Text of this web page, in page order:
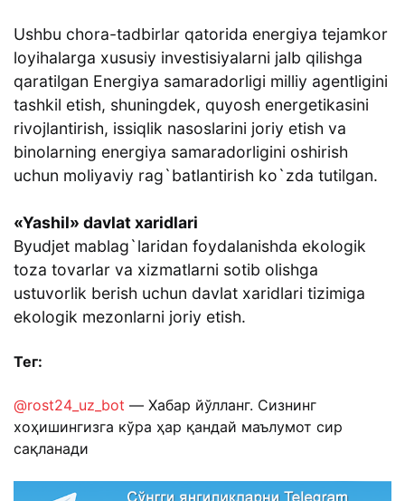
Ushbu chora-tadbirlar qatorida energiya tejamkor
loyihalarga xususiy investisiyalarni jalb qilishga
qaratilgan Energiya samaradorligi milliy agentligini
tashkil etish, shuningdek, quyosh energetikasini
rivojlantirish, issiqlik nasoslarini joriy etish va
binolarning energiya samaradorligini oshirish
uchun moliyaviy rag`batlantirish ko`zda tutilgan.
«Yashil» davlat xaridlari
Byudjet mablag`laridan foydalanishda ekologik
toza tovarlar va xizmatlarni sotib olishga
ustuvorlik berish uchun davlat xaridlari tizimiga
ekologik mezonlarni joriy etish.
Тег:
@rost24_uz_bot — Хабар йўлланг. Сизнинг
хоҳишингизга кўра ҳар қандай маълумот сир
сақланади